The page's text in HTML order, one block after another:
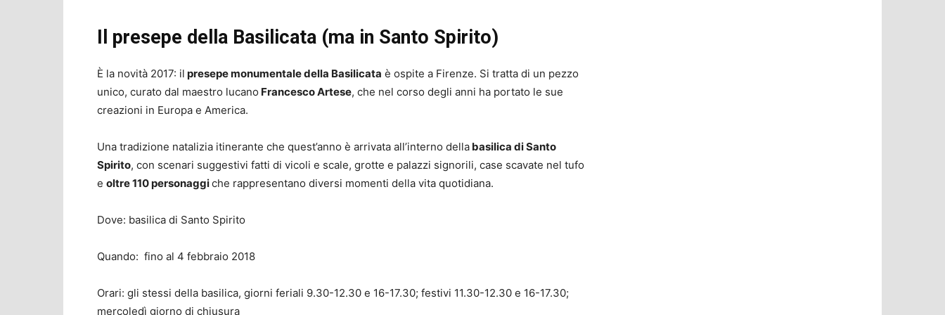
Il presepe della Basilicata (ma in Santo Spirito)
È la novità 2017: il presepe monumentale della Basilicata è ospite a Firenze. Si tratta di un pezzo
unico, curato dal maestro lucano Francesco Artese, che nel corso degli anni ha portato le sue
creazioni in Europa e America.
Una tradizione natalizia itinerante che quest’anno è arrivata all’interno della basilica di Santo
Spirito, con scenari suggestivi fatti di vicoli e scale, grotte e palazzi signorili, case scavate nel tufo
e oltre 110 personaggiche rappresentano diversi momenti della vita quotidiana.
Dove: basilica di Santo Spirito
Quando: fino al 4 febbraio 2018
Orari: gli stessi della basilica, giorni feriali 9.30-12.30 e 16-17.30; festivi 11.30-12.30 e 16-17.30;
mercoledì giorno di chiusura